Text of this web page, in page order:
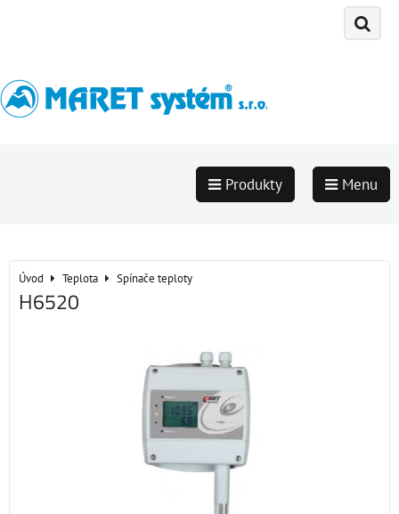
Produkty Menu
Úvod Teplota Spínače teploty
H6520